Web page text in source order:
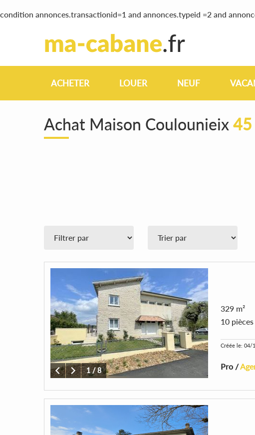
condition annonces.transactionid=1 and annonces.typeid =2 and
ACHETER LOUER NEUF
Achat Maison Coulounieix 45
1/8
329 m²
10 pièces
Créée le: 04/
Pro /